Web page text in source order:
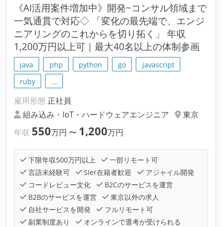
《AI活用案件増加中》開発~コンサル領域まで
一気通貫で対応◇ 「変化の最先端で、エンジ
ニアリングのこれからを切り拓く」 年収
1,200万円以上可｜最大40名以上の体制参画
java php python go
javascript
ruby
…
雇用形態 正社員
組み込み・IoT・ハードウェアエンジニア
東京
年収 550万円 〜 1,200万円
下限年収500万円以上
一部リモート可
言語未経験可
SIer在籍者歓迎
アジャイル開発
コードレビュー文化
B2Cのサービスを運営
B2Bのサービスを運営
東京以外の求人
自社サービスを開発
フルリモート可
副業制度あり
オンラインで選考が受けられる